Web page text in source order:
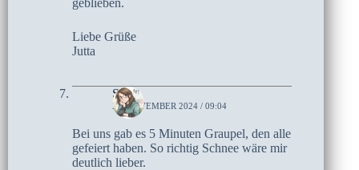
geblieben.
Liebe Grüße
Jutta
Sari
21. NOVEMBER 2024 / 09:04
Bei uns gab es 5 Minuten Graupel, den alle
gefeiert haben. So richtig Schnee wäre mir
deutlich lieber.